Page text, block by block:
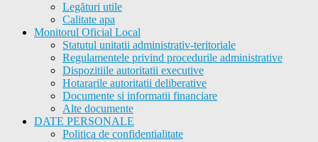
Legături utile
Calitate apa
Monitorul Oficial Local
Statutul unitatii administrativ-teritoriale
Regulamentele privind procedurile administrative
Dispozitiile autoritatii executive
Hotararile autoritatii deliberative
Documente si informatii financiare
Alte documente
DATE PERSONALE
Politica de confidentialitate